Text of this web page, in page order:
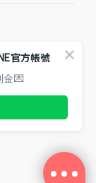
官方帳號
金💌